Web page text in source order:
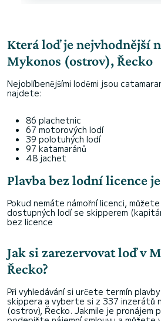
Která loď je nejvhodnější
Mykonos (ostrov), Řecko
Nejoblíbenějšími loděmi jsou
najdete:
86 plachetnic
67 motorových lodí
39 polotuhých lodí
97 katamaránů
48 jachet
Plavba bez lodní licence
Pokud nemáte námořní licenci,
dostupných lodí se skipperem
bez licence
Jak si zarezervovat loď v
Řecko?
Při vyhledávání si určete termín
skippera a vyberte si z 337 inzerátů
(ostrov), Řecko. Jakmile je pronájem